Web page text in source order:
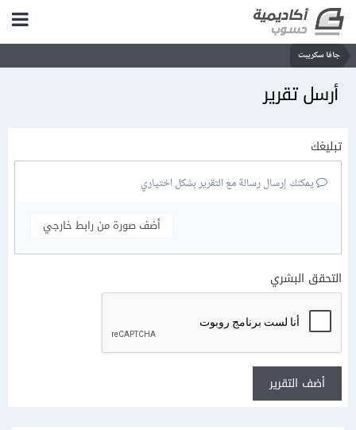
جافا سكريبت
أرسل تقرير
تبليغك
يمكنك إرسال رسالة مع التقرير بشكل اختياري
أضف صورة من رابط خارجي
التحقق البشري
أضف التقرير